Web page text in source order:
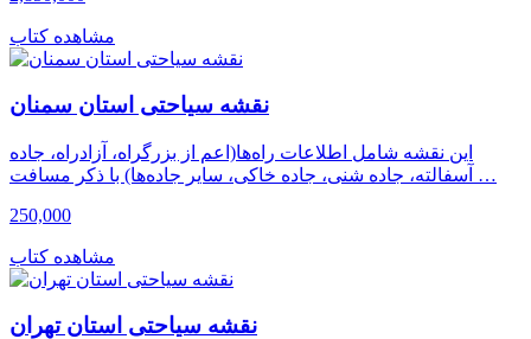
مشاهده کتاب
نقشه سیاحتی استان سمنان
این نقشه شامل اطلاعات راه‌ها(اعم از بزرگراه، آزادراه، جاده
آسفالته، جاده شنی، جاده خاکی، سایر جاده‌ها) با ذکر مسافت …
250,000
مشاهده کتاب
نقشه سیاحتی استان تهران